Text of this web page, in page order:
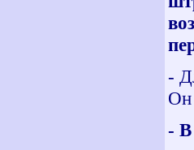
-
Он
- В